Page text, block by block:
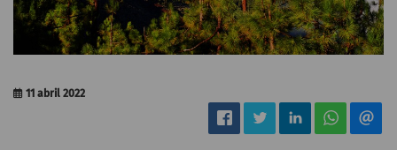
11 abril 2022